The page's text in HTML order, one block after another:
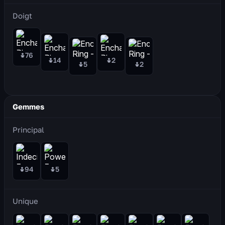
Doigt
76
14 5 2 2
Gemmes
Principal
94 5
Unique